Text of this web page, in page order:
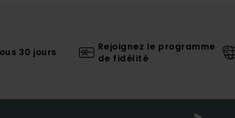
30 jours
Rejoignez le programme
de fidélité